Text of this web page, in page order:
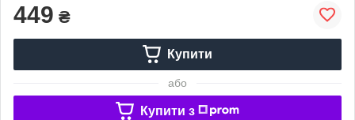
449 ₴
Купити
або
Купити з